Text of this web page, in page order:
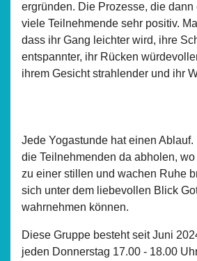
ergründen. Die Prozesse, die dann
viele Teilnehmende sehr positiv.
dass ihr Gang leichter wird, ihre
entspannter, ihr Rücken
ihrem Gesicht strahlender und ihr
Jede Yogastunde hat einen Ablauf.
die Teilnehmenden da abholen,
zu einer stillen und wachen Ruhe
sich unter dem liebevollen Blick
wahrnehmen können.
Diese Gruppe besteht seit Juni
jeden Donnerstag 17.00 - 18.00